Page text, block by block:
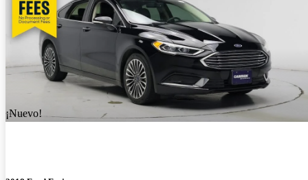
¡Nuevo!